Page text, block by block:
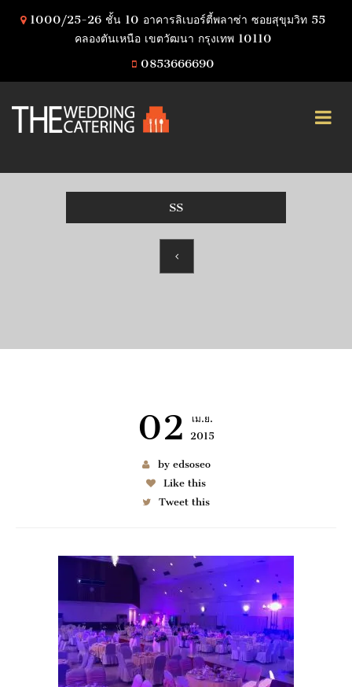
1000/25-26 ชั้น 10 อาคารลิเบอร์ตี้พลาซ่า ซอยสุขุมวิท 55
คลองตันเหนือ เขตวัฒนา กรุงเทพ 10110
0853666690
SS
02
เม.ย.
2015
by edsoseo
Like this
Tweet this